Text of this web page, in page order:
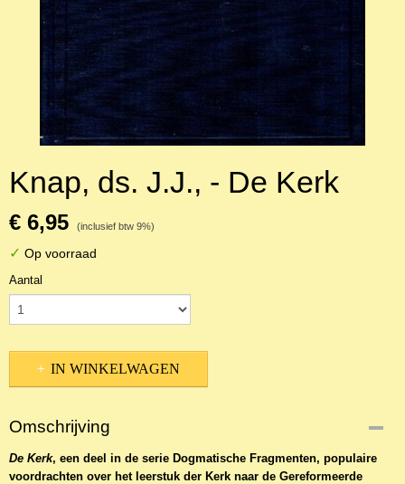
Knap, ds. J.J., - De Kerk
€ 6,95 (inclusief btw 9%)
✓ Op voorraad
Aantal
IN WINKELWAGEN
Omschrijving
De Kerk, een deel in de serie Dogmatische Fragmenten, populaire
voordrachten over het leerstuk der Kerk naar de Gereformeerde